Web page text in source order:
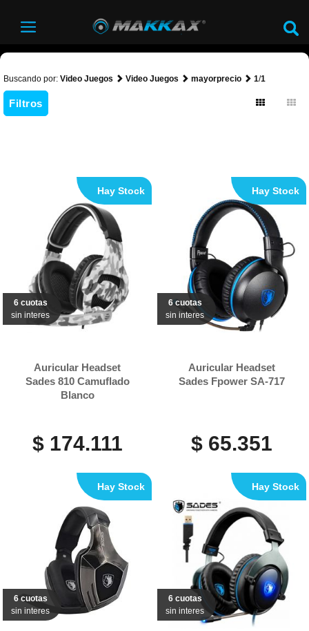
Buscando por: Video Juegos Video Juegos mayorprecio 1/1
Filtros
6 cuotas
sin interes
Auricular Headset
Sades 810 Camuflado
Blanco
$ 174.111
Hay Stock
6 cuotas
sin interes
Auricular Headset
Sades Fpower SA-717
$ 65.351
Hay Stock
6 cuotas
sin interes
Hay Stock
6 cuotas
sin interes
Hay Stock